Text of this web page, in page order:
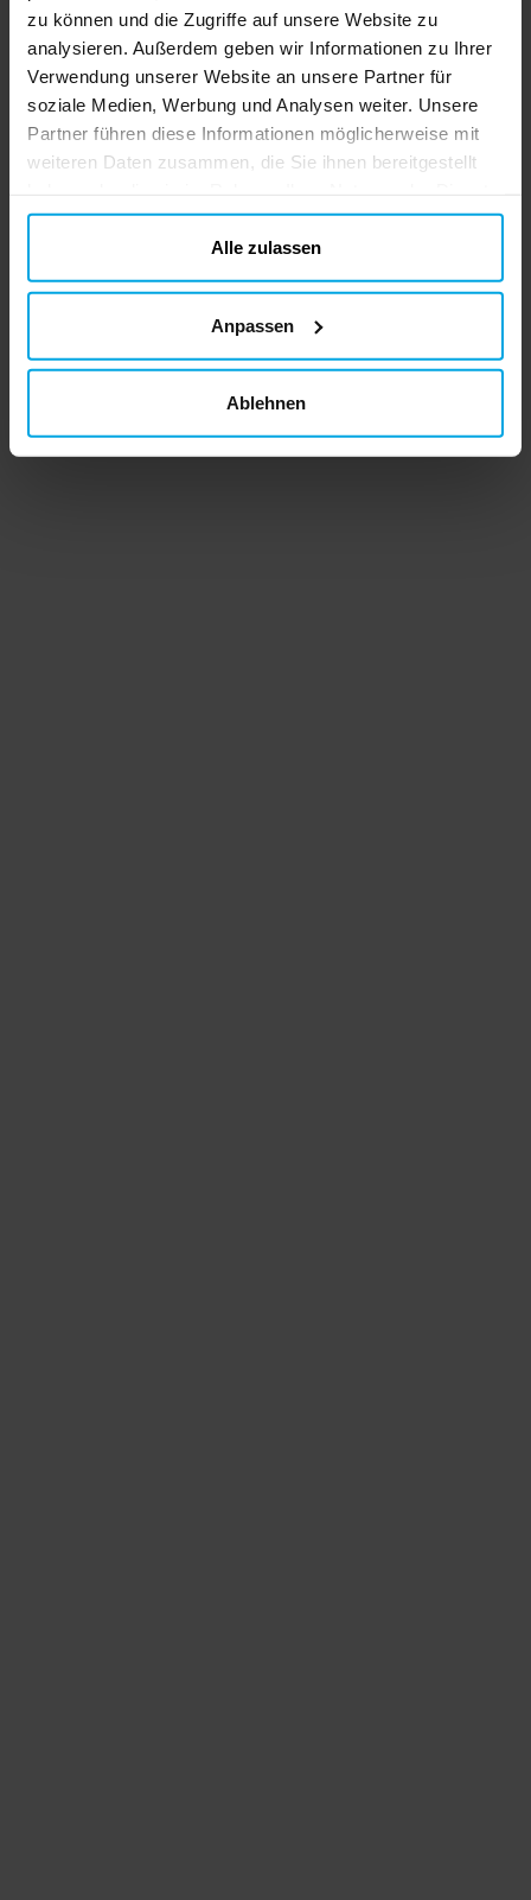
zu können und die Zugriffe auf unsere Website zu
analysieren. Außerdem geben wir Informationen zu Ihrer
Verwendung unserer Website an unsere Partner für
soziale Medien, Werbung und Analysen weiter. Unsere
Partner führen diese Informationen möglicherweise mit
weiteren Daten zusammen, die Sie ihnen bereitgestellt
gesammelt haben. Ihre Einwilligung können Sie jederzeit.
Alle zulassen
Anpassen
Ablehnen